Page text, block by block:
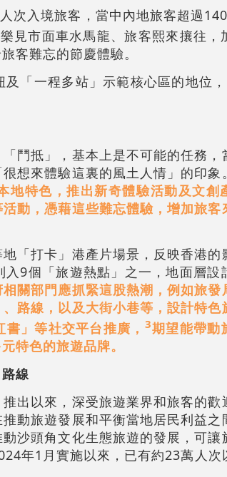
次入境旅客，當中內地旅客超過140
見市面車水馬龍、旅客熙來攘往，
客難忘的節慶體驗。
「一程多站」示範核心區的地位
鬥抵」，基本上是不可能的任務，
想來體驗這裏的風土人情」的印象。
地特色，推出新奇體驗活動及文創
動，憑藉這些難忘體驗，增加旅客
「打卡」港產片場景，反映香港的
9個「旅遊熱點」之一，地面層設
關部門應抓緊這股熱潮，例如旅發
路線，以及大街小巷等，設計特色
」等社交平台推廣， 3期望能帶動
特色的旅遊品牌。
線
出以來，深受旅遊業界和旅客的歡
動旅遊發展和平衡當地居民利益之
沙頭角文化生態旅遊的發展，可讓
年1月實施以來，已有約23萬人次